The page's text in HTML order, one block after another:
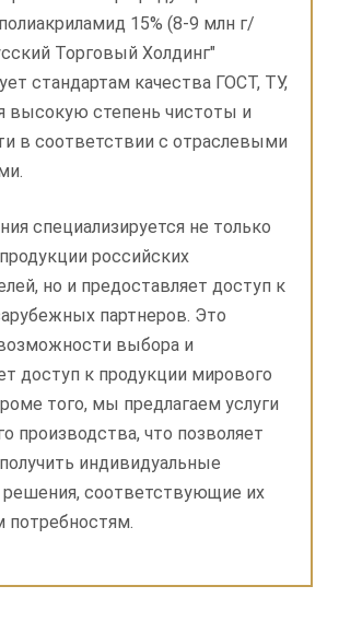
15% (8-9 млн г/
Торговый Холдинг"
стандартам качества ГОСТ, ТУ,
высокую степень чистоты и
в соответствии с отраслевыми
специализируется не только
российских
но и предоставляет доступ к
партнеров. Это
выбора и
доступ к продукции мирового
того, мы предлагаем услуги
производства, что позволяет
индивидуальные
решения, соответствующие их
потребностям.